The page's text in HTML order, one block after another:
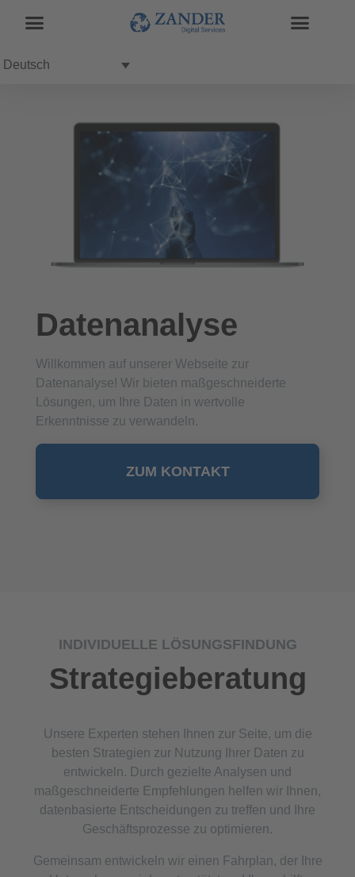
Deutsch
Datenanalyse
Willkommen auf unserer Webseite zur
Datenanalyse! Wir bieten maßgeschneiderte
Lösungen, um Ihre Daten in wertvolle
Erkenntnisse zu verwandeln.
ZUM KONTAKT
INDIVIDUELLE LÖSUNGSFINDUNG
Strategieberatung
Unsere Experten stehen Ihnen zur Seite, um die
besten Strategien zur Nutzung Ihrer Daten zu
entwickeln. Durch gezielte Analysen und
maßgeschneiderte Empfehlungen helfen wir Ihnen,
datenbasierte Entscheidungen zu treffen und Ihre
Geschäftsprozesse zu optimieren.
Gemeinsam entwickeln wir einen Fahrplan, der Ihre